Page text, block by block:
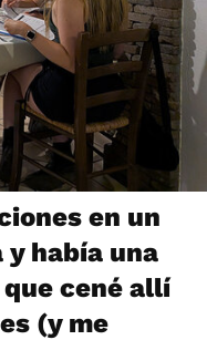
en un
y había una
cené allí
(y me